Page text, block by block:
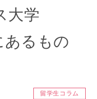
大学
あるもの
留学生コラム